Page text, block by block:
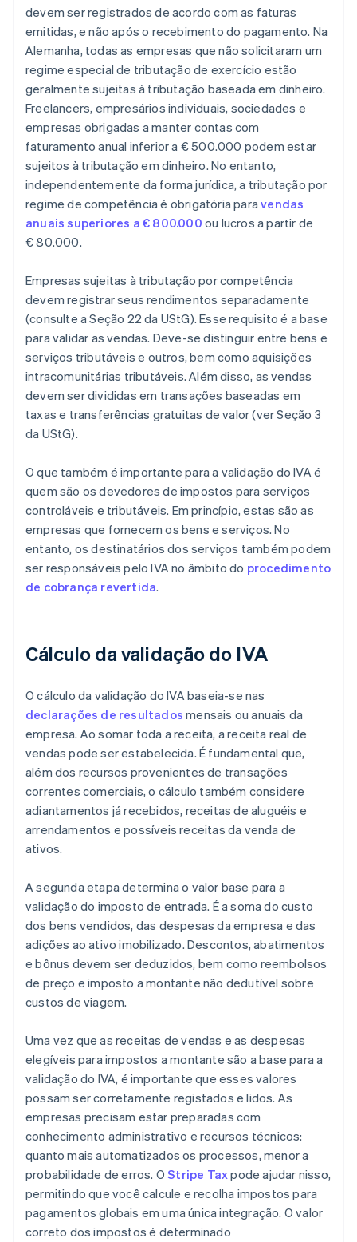
devem ser registrados de acordo com as faturas
emitidas, e não após o recebimento do pagamento. Na
Alemanha, todas as empresas que não solicitaram um
regime especial de tributação de exercício estão
geralmente sujeitas à tributação baseada em dinheiro.
Freelancers, empresários individuais, sociedades e
empresas obrigadas a manter contas com
faturamento anual inferior a € 500.000 podem estar
sujeitos à tributação em dinheiro. No entanto,
independentemente da forma jurídica, a tributação por
regime de competência é obrigatória paravendas
anuais superiores a € 800.000 ou lucros a partir de
€ 80.000.
Empresas sujeitas à tributação por competência
devem registrar seus rendimentos separadamente
(consulte a Seção 22 da UStG). Esse requisito é a base
para validar as vendas. Deve-se distinguir entre bens e
serviços tributáveis e outros, bem como aquisições
intracomunitárias tributáveis. Além disso, as vendas
devem ser divididas em transações baseadas em
taxas e transferências gratuitas de valor (ver Seção 3
da UStG).
O que também é importante para a validação do IVA é
quem são os devedores de impostos para serviços
controláveis e tributáveis. Em princípio, estas são as
empresas que fornecem os bens e serviços. No
entanto, os destinatários dos serviços também podem
ser responsáveis pelo IVA no âmbito do procedimento
de cobrança revertida.
Cálculo da validação do IVA
O cálculo da validação do IVA baseia-se nas
declarações de resultados mensais ou anuais da
empresa. Ao somar toda a receita, a receita real de
vendas pode ser estabelecida. É fundamental que,
além dos recursos provenientes de transações
correntes comerciais, o cálculo também considere
adiantamentos já recebidos, receitas de aluguéis e
arrendamentos e possíveis receitas da venda de
ativos.
A segunda etapa determina o valor base para a
validação do imposto de entrada. É a soma do custo
dos bens vendidos, das despesas da empresa e das
adições ao ativo imobilizado. Descontos, abatimentos
e bônus devem ser deduzidos, bem como reembolsos
de preço e imposto a montante não dedutível sobre
custos de viagem.
Uma vez que as receitas de vendas e as despesas
elegíveis para impostos a montante são a base para a
validação do IVA, é importante que esses valores
possam ser corretamente registados e lidos. As
empresas precisam estar preparadas com
conhecimento administrativo e recursos técnicos:
quanto mais automatizados os processos, menor a
probabilidade de erros. OStripe Taxpode ajudar nisso,
permitindo que você calcule e recolha impostos para
pagamentos globais em uma única integração. O valor
correto dos impostos é determinado